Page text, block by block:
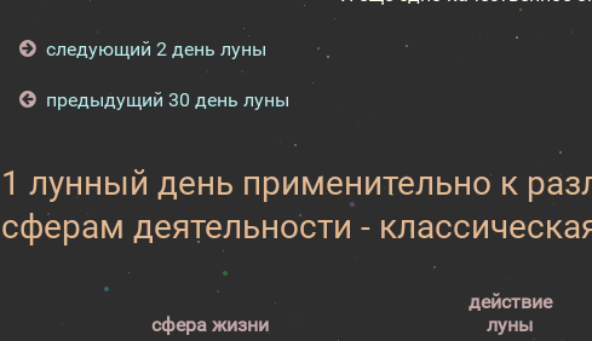
следующий 2 день луны
предыдущий 30 день луны
1 лунный день применительно к
сферам деятельности -
сфера жизни
действие
луны